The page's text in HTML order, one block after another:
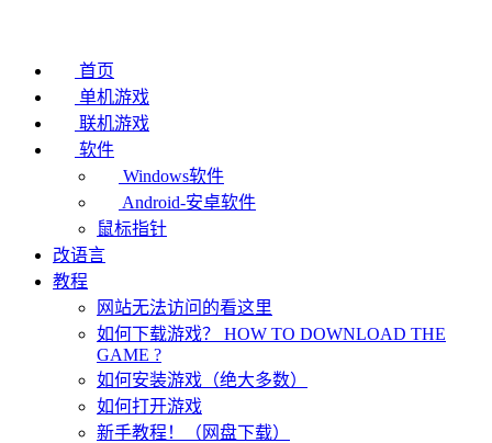
首页
单机游戏
联机游戏
软件
Windows软件
Android-安卓软件
鼠标指针
改语言
教程
网站无法访问的看这里
如何下载游戏？ HOW TO DOWNLOAD THE
GAME ?
如何安装游戏（绝大多数）
如何打开游戏
新手教程！（网盘下载）